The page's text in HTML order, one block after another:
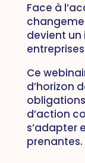
Face à
devient
Ce
d’horizon
d’action
s’adapter
prenantes.